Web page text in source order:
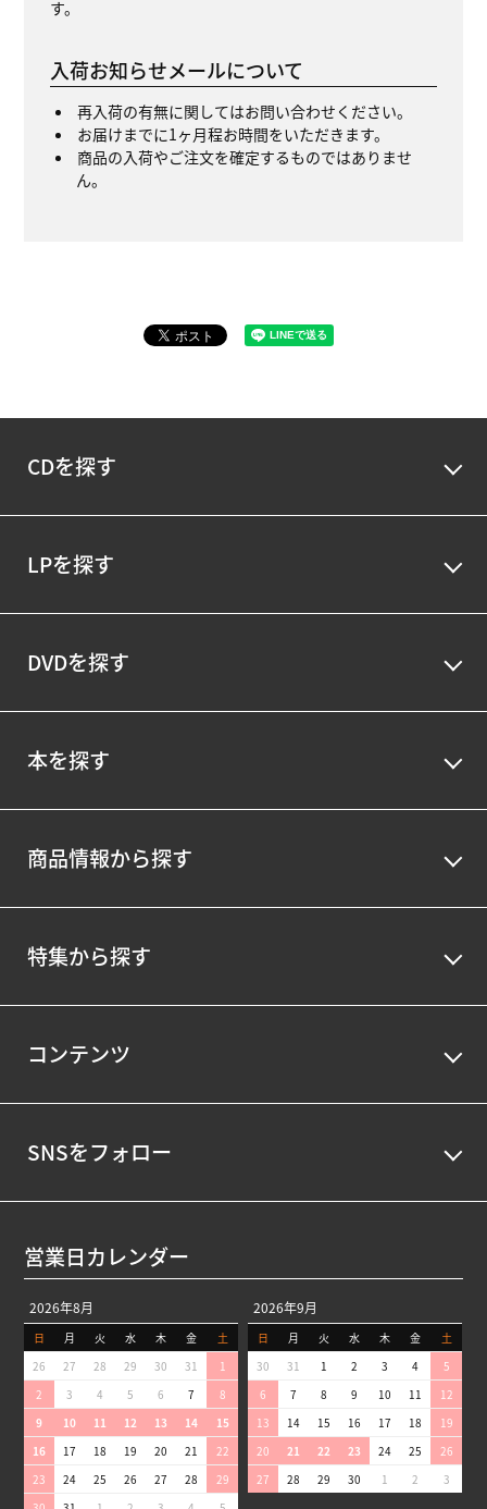
す。
入荷お知らせメールについて
再入荷の有無に関してはお問い合わせください。
お届けまでに1ヶ月程お時間をいただきます。
商品の入荷やご注文を確定するものではありませ
ん。
CDを探す
LPを探す
DVDを探す
本を探す
商品情報から探す
特集から探す
コンテンツ
SNSをフォロー
営業日カレンダー
2026年8月
日 月 火 水 木 金
土
26
27 28 29 30 31
1
2
3 4 5 6 7
8
9
10 11 12 13 14
15
16
17 18 19 20 21
22
23
24 25 26 27 28
29
2026年9月
日 月 火 水 木 金
土
30
31 1 2 3 4
5
6
7 8 9 10 11
12
13
14 15 16 17 18
19
20
21 22 23 24 25
26
27
28 29 30 1 2 3